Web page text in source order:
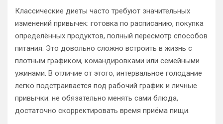
Классические диеты часто требуют значительных
изменений привычек: готовка по расписанию, покупка
определённых продуктов, полный пересмотр способов
питания. Это довольно сложно встроить в жизнь с
плотным графиком, командировками или семейными
ужинами. В отличие от этого, интервальное голодание
легко подстраивается под рабочий график и личные
привычки: не обязательно менять сами блюда,
достаточно скорректировать время приёма пищи.